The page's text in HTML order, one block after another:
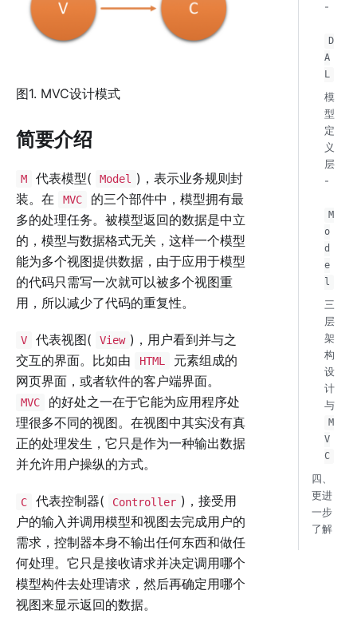
图1. MVC设计模式
简要介绍
M 代表模型( Model
)，表示业务规则封
装。在
MVC
的三个部件中，模型拥有最
多的处理任务。被模型返回的数据是中立
的，模型与数据格式无关，这样一个模型
能为多个视图提供数据，由于应用于模型
的代码只需写一次就可以被多个视图重
用，所以减少了代码的重复性。
V 代表视图( View )，用户看到并与之
交互的界面。比如由
HTML
元素组成的
网页界面，或者软件的客户端界面。
MVC
的好处之一在于它能为应用程序处
理很多不同的视图。在视图中其实没有真
正的处理发生，它只是作为一种输出数据
并允许用户操纵的方式。
C 代表控制器( Controller )，接受用
户的输入并调用模型和视图去完成用户的
需求，控制器本身不输出任何东西和做任
何处理。它只是接收请求并决定调用哪个
模型构件去处理请求，然后再确定用哪个
视图来显示返回的数据。
-
D
A
L
模
型
定
义
层
-
M
o
d
e
l
三
层
架
构
设
计
与
M
V
C
四、
更进
一步
了解